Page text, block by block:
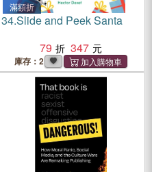
滿額折
34.Slide and Peek Santa
79
347
庫存：2